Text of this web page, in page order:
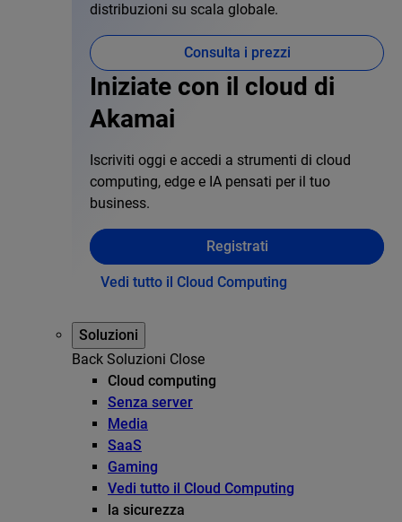
distribuzioni su scala globale.
Consulta i prezzi
Iniziate con il cloud di
Akamai
Iscriviti oggi e accedi a strumenti di cloud
computing, edge e IA pensati per il tuo
business.
Registrati
Vedi tutto il Cloud Computing
Soluzioni
Back Soluzioni Close
Cloud computing
Senza server
Media
SaaS
Gaming
Vedi tutto il Cloud Computing
la sicurezza